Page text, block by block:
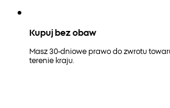
Kupuj bez obaw
Masz 30-dniowe prawo do zwrotu
terenie kraju.